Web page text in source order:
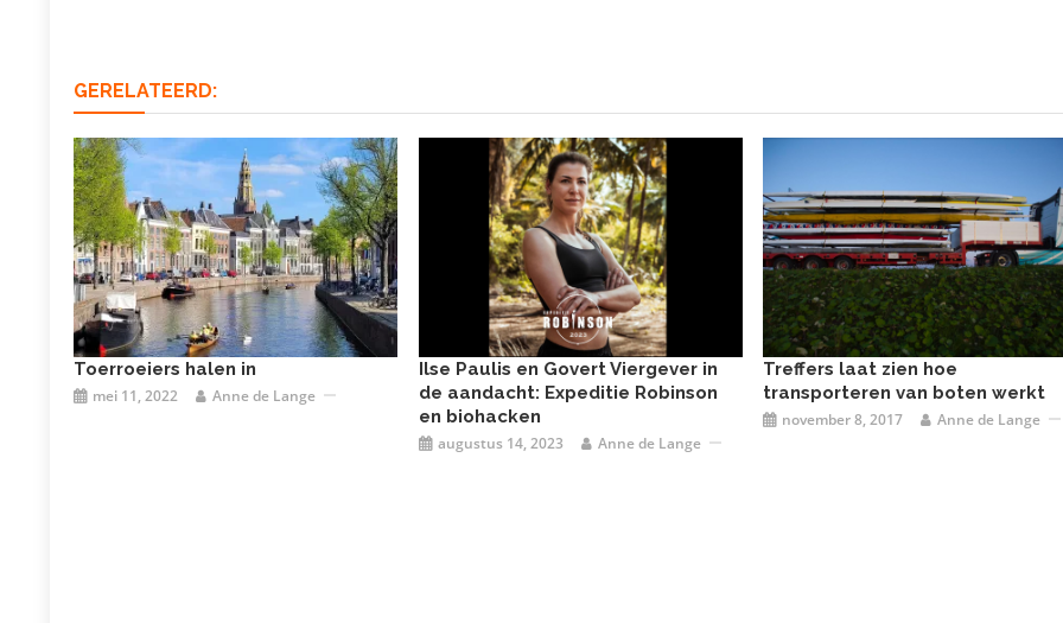
GERELATEERD:
Toerroeiers halen in
mei 11, 2022 Anne de Lange
Ilse Paulis en Govert Viergever in
de aandacht: Expeditie Robinson
en biohacken
augustus 14, 2023 Anne de Lange
Treffers laat zien hoe
transporteren van boten werkt
november 8, 2017 Anne de Lange